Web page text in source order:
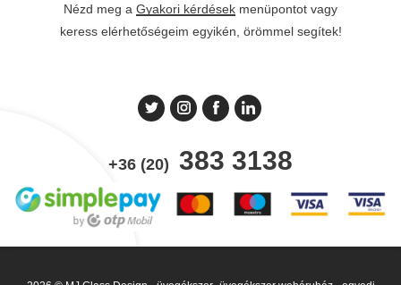
Nézd meg a Gyakori kérdések menüpontot vagy
keress elérhetőségeim egyikén, örömmel segítek!
+36 (20) 383 3138